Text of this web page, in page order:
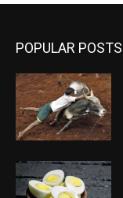
POPULAR POSTS